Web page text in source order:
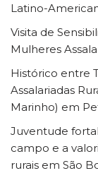
Latino-
Visita de
Mulheres
Histórico entre
Assalariadas
Marinho) em
Juventude
campo e a
rurais em São